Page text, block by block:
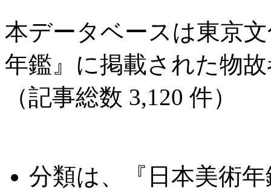
本データベースは東京
年鑑』に掲載された物
（記事総数 3,120 件）
分類は、『日本美術